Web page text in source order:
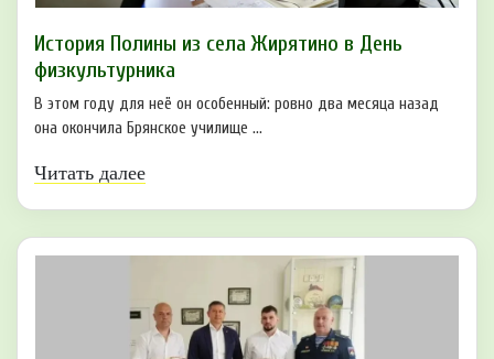
История Полины из села Жирятино в День
физкультурника
В этом году для неё он особенный: ровно два месяца назад
она окончила Брянское училище ...
Читать далее